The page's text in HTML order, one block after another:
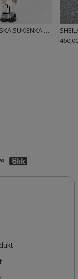
SHEILA - DAMSKA SUKIENKA CZARNA O KROJU BOMBKI KOSZULOWA MINI 'MUNRE'